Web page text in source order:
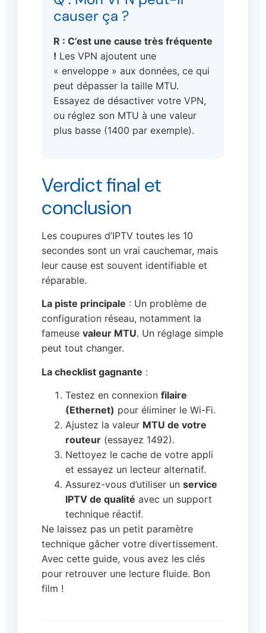
causer ça ?
R : C’est une cause très fréquente
! Les VPN ajoutent une
« enveloppe » aux données, ce qui
peut dépasser la taille MTU.
Essayez de désactiver votre VPN,
ou réglez son MTU à une valeur
plus basse (1400 par exemple).
Verdict final et
conclusion
Les coupures d’IPTV toutes les 10
secondes sont un vrai cauchemar, mais
leur cause est souvent identifiable et
réparable.
La piste principale : Un problème de
configuration réseau, notamment la
fameuse valeur MTU. Un réglage simple
peut tout changer.
La checklist gagnante :
Testez en connexion filaire
(Ethernet) pour éliminer le Wi-Fi.
Ajustez la valeur MTU de votre
routeur (essayez 1492).
Nettoyez le cache de votre appli
et essayez un lecteur alternatif.
Assurez-vous d’utiliser un service
IPTV de qualité avec un support
technique réactif.
Ne laissez pas un petit paramètre
technique gâcher votre divertissement.
Avec cette guide, vous avez les clés
pour retrouver une lecture fluide. Bon
film !